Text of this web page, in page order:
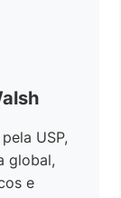
USP,
global,
e